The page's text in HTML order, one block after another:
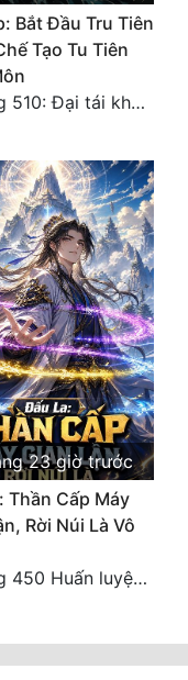
Bắt Đầu Tru Tiên
Tạo Tu Tiên
Chương 510: Đại tái khai màn, quyết đấu khốc liệt
23 giờ trước
Thần Cấp Máy
Rời Núi Là Vô
Chương 450 Huấn luyện thực chiến, Long Linh Cơ đối chiến bốn người Cổ Nguyệt và Vũ Lân!